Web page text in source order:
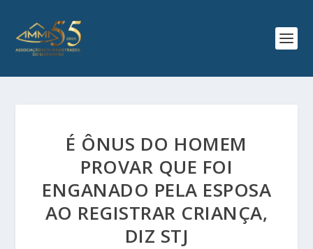
É ÔNUS DO HOMEM
PROVAR QUE FOI
ENGANADO PELA ESPOSA
AO REGISTRAR CRIANÇA,
DIZ STJ